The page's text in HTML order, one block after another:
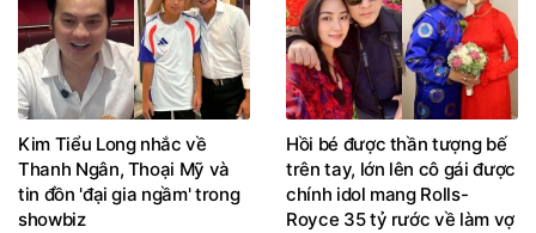
Kim Tiểu Long nhắc về
Thanh Ngân, Thoại Mỹ và
tin đồn 'đại gia ngầm' trong
showbiz
Hồi bé được thần tượng bế
trên tay, lớn lên cô gái được
chính idol mang Rolls-
Royce 35 tỷ rước về làm vợ